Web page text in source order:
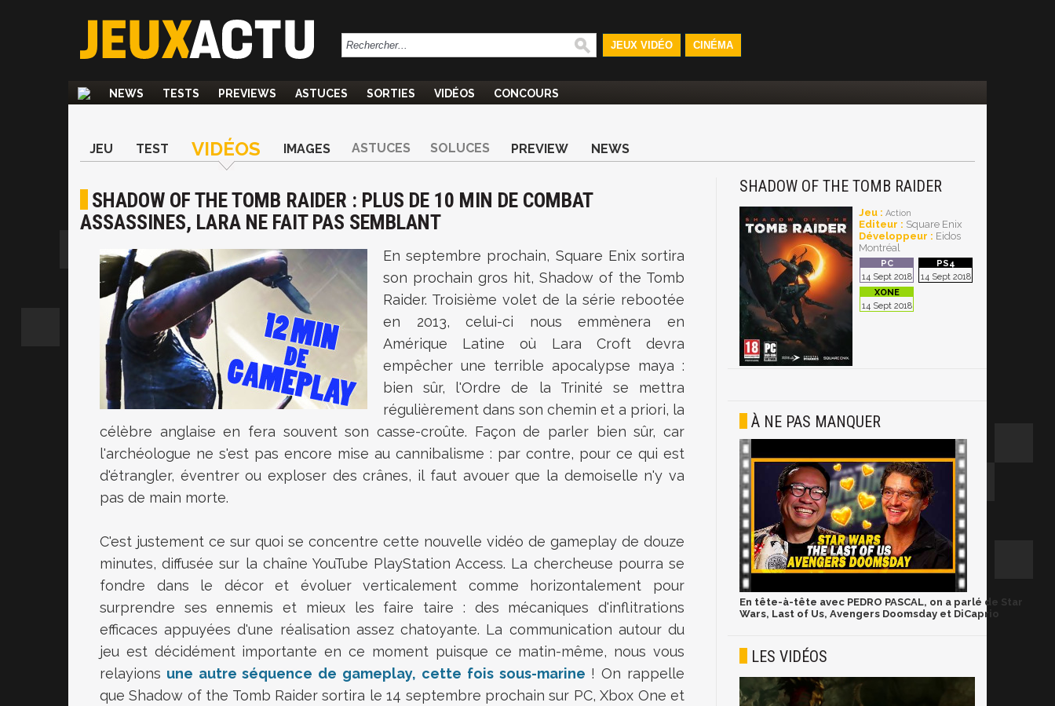
JEUX VIDÉO CINÉMA
NEWS TESTS PREVIEWS ASTUCES SORTIES VIDÉOS CONCOURS
JEU TEST VIDÉOS IMAGES ASTUCES SOLUCES PREVIEW NEWS
SHADOW OF THE TOMB RAIDER : PLUS DE 10 MIN DE COMBAT
ASSASSINES, LARA NE FAIT PAS SEMBLANT
En septembre prochain, Square Enix sortira
son prochain gros hit, Shadow of the Tomb
Raider. Troisième volet de la série rebootée
en 2013, celui-ci nous emmènera en
Amérique Latine où Lara Croft devra
empêcher une terrible apocalypse maya :
bien sûr, l'Ordre de la Trinité se mettra
régulièrement dans son chemin et a priori, la
célèbre anglaise en fera souvent son casse-croûte. Façon de parler bien sûr, car
l'archéologue ne s'est pas encore mise au cannibalisme : par contre, pour ce qui est
d'étrangler, éventrer ou exploser des crânes, il faut avouer que la demoiselle n'y va
pas de main morte.
C'est justement ce sur quoi se concentre cette nouvelle vidéo de gameplay de douze
minutes, diffusée sur la chaîne YouTube PlayStation Access. La chercheuse pourra se
fondre dans le décor et évoluer verticalement comme horizontalement pour
surprendre ses ennemis et mieux les faire taire : des mécaniques d'inflitrations
efficaces appuyées d'une réalisation assez chatoyante. La communication autour du
jeu est décidément importante en ce moment puisque ce matin-même, nous vous
relayions une autre séquence de gameplay, cette fois sous-marine ! On rappelle
que Shadow of the Tomb Raider sortira le 14 septembre prochain sur PC, Xbox One et
SHADOW OF THE TOMB RAIDER
Jeu : Action
Editeur : Square Enix
Développeur : Eidos
Montréal
14 Sept 2018 14 Sept 2018
14 Sept 2018
À NE PAS MANQUER
En tête-à-tête avec PEDRO PASCAL, on a parlé de Star
Wars, Last of Us, Avengers Doomsday et DiCaprio
LES VIDÉOS